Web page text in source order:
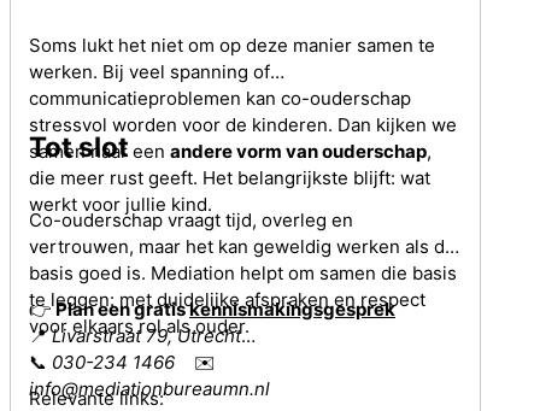
Soms lukt het niet om op deze manier samen te
werken. Bij veel spanning of
communicatieproblemen kan co-ouderschap
stressvol worden voor de kinderen. Dan kijken we
samen naar een andere vorm van ouderschap,
die meer rust geeft. Het belangrijkste blijft: wat
werkt voor jullie kind.
Tot slot
Co-ouderschap vraagt tijd, overleg en
vertrouwen, maar het kan geweldig werken als de
basis goed is. Mediation helpt om samen die basis
te leggen: met duidelijke afspraken en respect
voor elkaars rol als ouder.
👉Plan een gratiskennismakingsgesprek
📍Livarstraat 79, Utrecht
📞 030-234 1466 ✉️
info@mediationbureaumn.nl
Relevante links: